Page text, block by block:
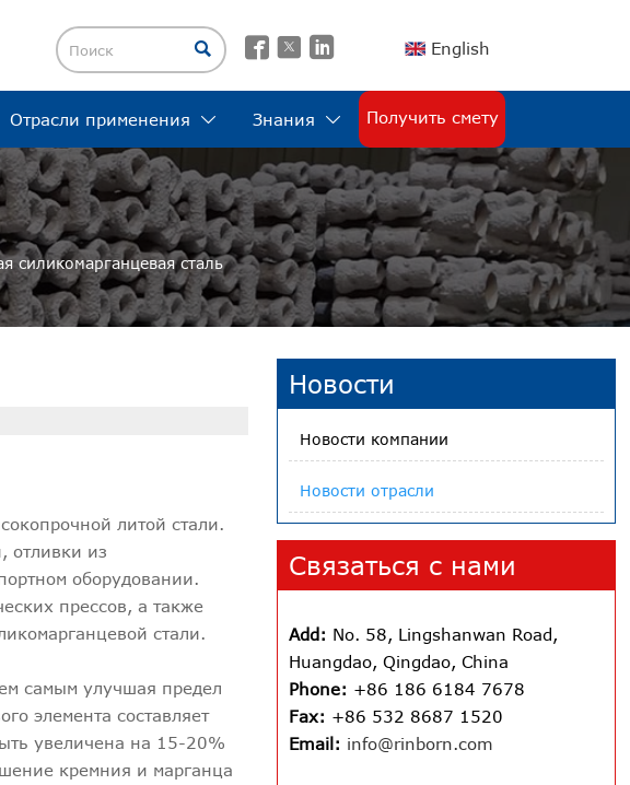
    English
Отрасли применения  Знания  Получить смету
силикомарганцевая сталь
литой стали.
отливки из
оборудовании.
прессов, а также
стали.
самым улучшая предел
элемента составляет
увеличена на 15-20%
кремния и марганца
Новости
Новости компании
Новости отрасли
Связаться с нами
Add: No. 58, Lingshanwan Road,
Huangdao, Qingdao, China
Phone: +86 186 6184 7678
Fax: +86 532 8687 1520
Email: info@rinborn.com